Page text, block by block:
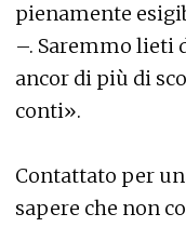
pienamente
–. Saremmo lieti
ancor di più di
conti».
Contattato per
sapere che non